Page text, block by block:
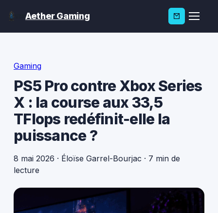
Aether Gaming
Gaming
PS5 Pro contre Xbox Series
X : la course aux 33,5
TFlops redéfinit-elle la
puissance ?
8 mai 2026 · Éloïse Garrel-Bourjac · 7 min de
lecture